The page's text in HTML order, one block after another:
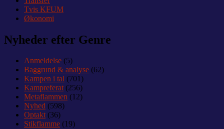
Tvis KFUM
Økonomi
Nyheder efter Genre
Anmeldelse (5)
Baggrund & analyse (62)
Kampen i tal (701)
Kampreferat(256)
Metaflammen (12)
Nyhed (598)
Optakt(36)
Stikflamme (19)